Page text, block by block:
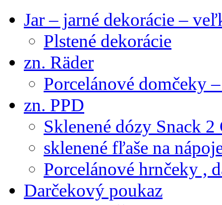
Jar – jarné dekorácie –
Plstené dekorácie
zn. Räder
Porcelánové domčeky
zn. PPD
Sklenené dózy Snack 2
sklenené fľaše na
Porcelánové hrnčeky ,
Darčekový poukaz